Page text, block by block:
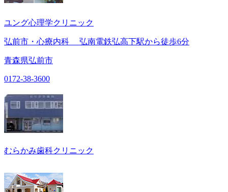
ユング心理学クリニック
弘前市・心療内科 弘南電鉄弘高下駅から徒歩6分
青森県弘前市
0172-38-3600
むらかみ歯科クリニック